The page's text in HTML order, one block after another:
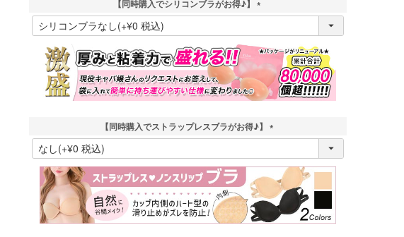
【同時購入でシリコンブラがお得♪】
(
必
須
)
【同時購入でストラップレスブラがお得♪】
(
必
須
)